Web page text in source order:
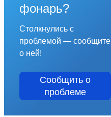
фонарь?
Столкнулись с
проблемой — сообщите
о ней!
Сообщить о
проблеме